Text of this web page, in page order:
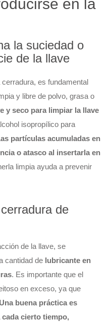
en la
la suciedad o
de la llave
es fundamental
y libre de polvo, grasa o
y seco para limpiar la llave
isopropílico para
partículas acumuladas en
o atasco al insertarla en
limpia ayuda a prevenir
de
de la llave, se
cantidad de lubricante en
. Es importante que el
en exceso, ya que
Una buena práctica es
cierto tiempo,